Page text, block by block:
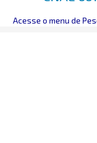
Mentoring>Pesquisa
Acesse o menu de